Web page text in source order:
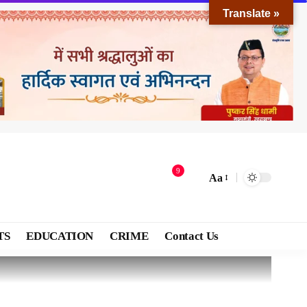
9
Aa
EDUCATION CRIME Contact Us
Translate »